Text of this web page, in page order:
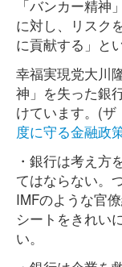
「バンカー精
に対し、リスク
に貢献する」と
幸福実現党大川
神」を失った銀
けています。(ザ
度に守る金融政
・銀行は考え方
てはならない。
IMFのような官
シートをきれい
い。